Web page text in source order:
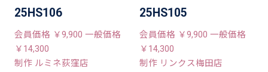
25HS106
会員価格 ￥9,900 一般価格
￥14,300
制作 ルミネ荻窪店
25HS105
会員価格 ￥9,900 一般価格
￥14,300
制作 リンクス梅田店